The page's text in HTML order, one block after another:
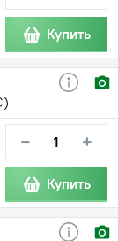
Купить
− +
Купить